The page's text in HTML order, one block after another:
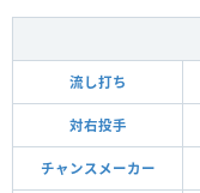
流し打ち
対右投手
チャンスメーカー